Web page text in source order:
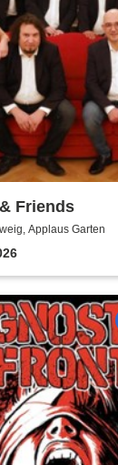
Friends
Applaus Garten